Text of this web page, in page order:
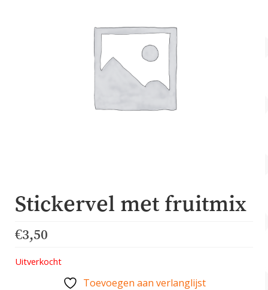
Stickervel met fruitmix
€3,50
Uitverkocht
Toevoegen aan verlanglijst